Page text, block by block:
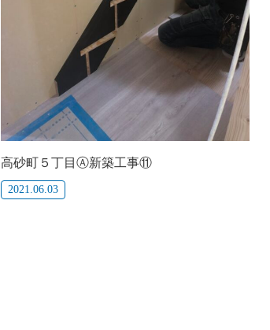
高砂町５丁目Ⓐ新築工事⑪
2021.06.03